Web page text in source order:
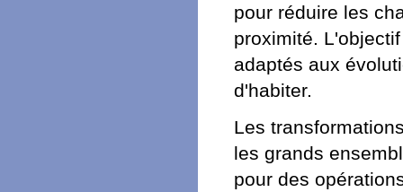
pour réduire les
proximité.
adaptés aux
d'habiter.
Les
les grands
pour des